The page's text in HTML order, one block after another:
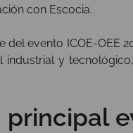
con Escocia.
del evento ICOE-OEE
industrial y
principal